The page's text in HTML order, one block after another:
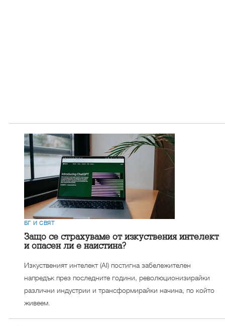
БГ И СВЯТ
Защо се страхуваме от изкуствения интелект
и опасен ли е наистина?
Изкуственият интелект (AI) постигна забележителен
напредък през последните години, революционизирайки
различни индустрии и трансформирайки начина, по който
живеем.